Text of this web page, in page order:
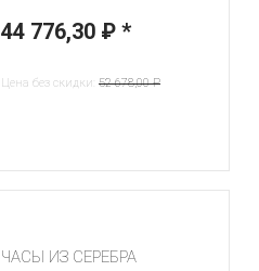
44 776,30 ₽*
Цена без скидки: 52 678,00 ₽
ЧАСЫ ИЗ СЕРЕБРА